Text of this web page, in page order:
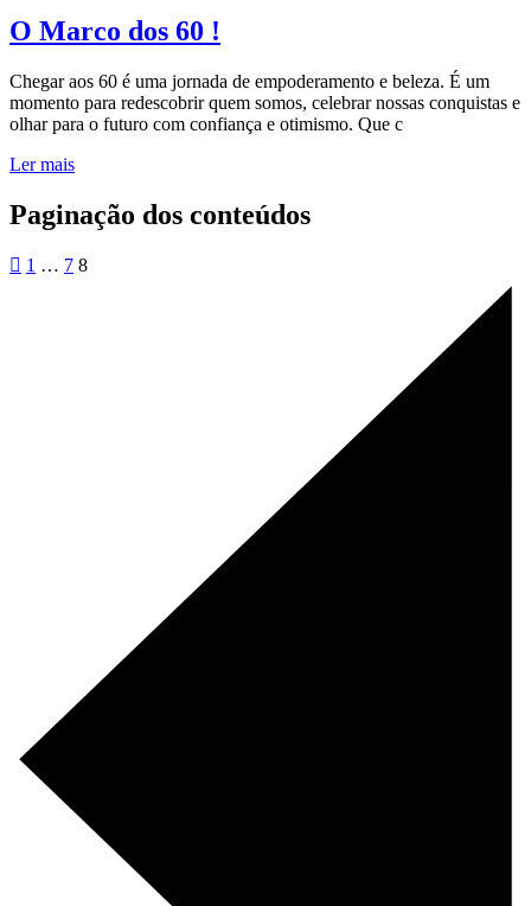
O Marco dos 60 !
Chegar aos 60 é uma jornada de empoderamento e beleza. É um
momento para redescobrir quem somos, celebrar nossas conquistas e
olhar para o futuro com confiança e otimismo. Que c
Ler mais
Paginação dos conteúdos
1 … 7 8